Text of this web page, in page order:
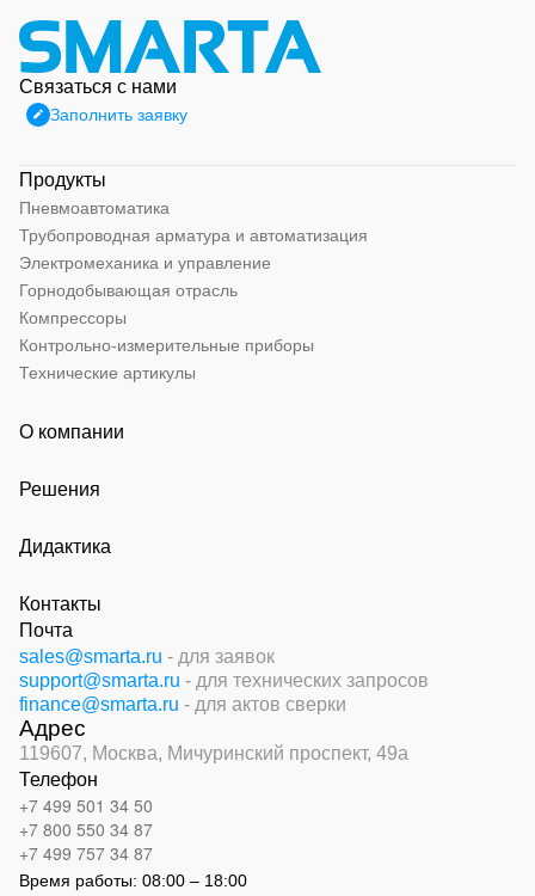
Связаться с нами
Заполнить заявку
Продукты
Пневмоавтоматика
Трубопроводная арматура и автоматизация
Электромеханика и управление
Горнодобывающая отрасль
Компрессоры
Контрольно-измерительные приборы
Технические артикулы
О компании
Решения
Дидактика
Контакты
Почта
sales@smarta.ru - для заявок
support@smarta.ru - для технических запросов
finance@smarta.ru - для актов сверки
Адрес
119607, Москва, Мичуринский проспект, 49а
Телефон
+7 499 501 34 50
+7 800 550 34 87
+7 499 757 34 87
Время работы: 08:00 – 18:00